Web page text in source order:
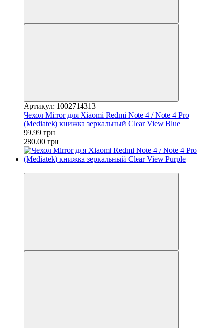
Артикул: 1002714313
Чехол Mirror для Xiaomi Redmi Note 4 / Note 4 Pro
(Mediatek) книжка зеркальный Clear View Blue
99.99 грн
280.00 грн